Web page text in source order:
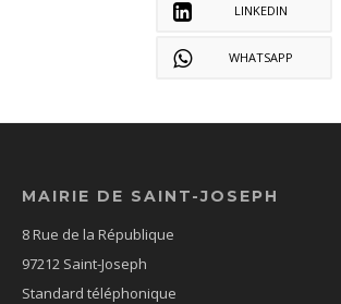
LINKEDIN
WHATSAPP
MAIRIE DE SAINT-JOSEPH
8 Rue de la République
97212 Saint-Joseph
Standard téléphonique